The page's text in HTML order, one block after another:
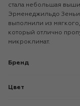
стала небольшая
Эрменеджильдо
выполнили из
который отлично
микроклимат.
Бренд
Цвет